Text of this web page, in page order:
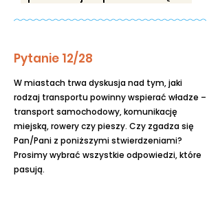
Pytanie 12/28
W miastach trwa dyskusja nad tym, jaki
rodzaj transportu powinny wspierać władze –
transport samochodowy, komunikację
miejską, rowery czy pieszy. Czy zgadza się
Pan/Pani z poniższymi stwierdzeniami?
Prosimy wybrać wszystkie odpowiedzi, które
pasują.